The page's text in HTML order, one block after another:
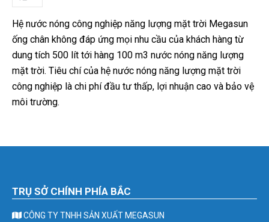
Hệ nước nóng công nghiệp năng lượng mặt trời Megasun
ống chân không đáp ứng mọi nhu cầu của khách hàng từ
dung tích 500 lít tới hàng 100 m3 nước nóng năng lượng
mặt trời. Tiêu chí của hệ nước nóng năng lượng mặt trời
công nghiệp là chi phí đầu tư thấp, lợi nhuận cao và bảo vệ
môi trường.
TRỤ SỞ CHÍNH PHÍA BẮC
CÔNG TY TNHH SẢN XUẤT MEGASUN